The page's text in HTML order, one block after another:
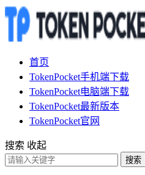
首页
TokenPocket手机端下载
TokenPocket电脑端下载
TokenPocket最新版本
TokenPocket官网
搜索 收起
搜索